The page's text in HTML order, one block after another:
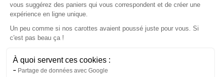
vous suggérez des paniers qui vous correspondent et de créer une
expérience en ligne unique.
Un peu comme si nos carottes avaient poussé juste pour vous. Si
c'est pas beau ça !
À quoi servent ces cookies :
Partage de données avec Google
Espace presse
Paiement sécurisé